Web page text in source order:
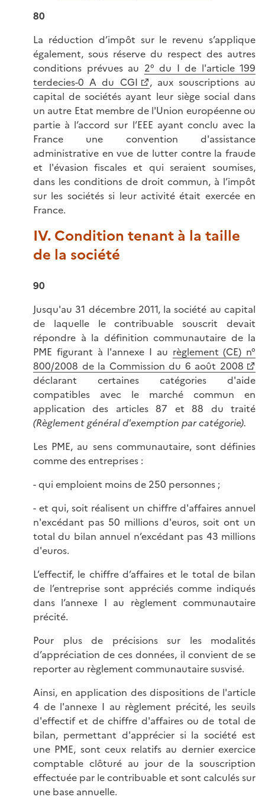
80
La réduction d’impôt sur le revenu s’applique
également, sous réserve du respect des autres
conditions prévues au 2° du I de l'article 199
terdecies-0 A du CGI
, aux souscriptions au
capital de sociétés ayant leur siège social dans
un autre Etat membre de l'Union européenne ou
partie à l’accord sur l’EEE ayant conclu avec la
France une convention d'assistance
administrative en vue de lutter contre la fraude
et l'évasion fiscales et qui seraient soumises,
dans les conditions de droit commun, à l’impôt
sur les sociétés si leur activité était exercée en
France.
IV. Condition tenant à la taille
de la société
90
Jusqu'au 31 décembre 2011, la société au capital
de laquelle le contribuable souscrit devait
répondre à la définition communautaire de la
PME figurant à l'annexe I au règlement (CE) n°
800/2008 de la Commission du 6 août 2008
déclarant certaines catégories d'aide
compatibles avec le marché commun en
application des articles 87 et 88 du traité
(Règlement général d'exemption par catégorie).
Les PME, au sens communautaire, sont définies
comme des entreprises :
- qui emploient moins de 250 personnes ;
- et qui, soit réalisent un chiffre d'affaires annuel
n'excédant pas 50 millions d'euros, soit ont un
total du bilan annuel n’excédant pas 43 millions
d'euros.
L’effectif, le chiffre d’affaires et le total de bilan
de l’entreprise sont appréciés comme indiqués
dans l’annexe I au règlement communautaire
précité.
Pour plus de précisions sur les modalités
d’appréciation de ces données, il convient de se
reporter au règlement communautaire susvisé.
Ainsi, en application des dispositions de l'article
4 de l'annexe I au règlement précité, les seuils
d'effectif et de chiffre d'affaires ou de total de
bilan, permettant d'apprécier si la société est
une PME, sont ceux relatifs au dernier exercice
comptable clôturé au jour de la souscription
effectuée par le contribuable et sont calculés sur
une base annuelle.